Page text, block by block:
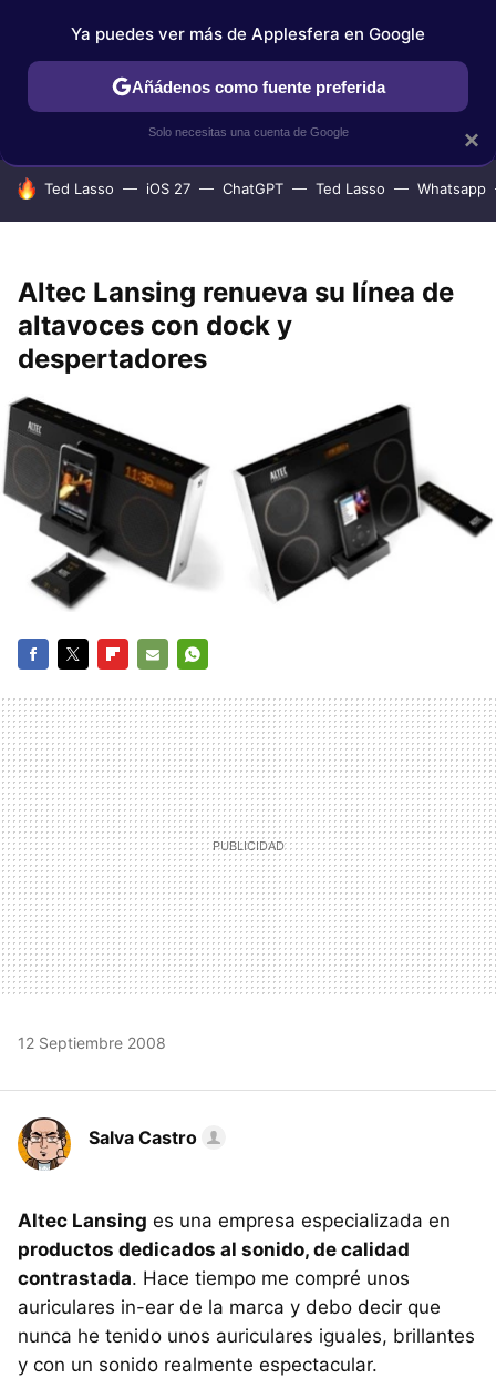
IPHONE TUTORIALES APPLESFERA SELECCIÓN
HOY SE HABLA DE
Ted Lasso iOS 27 ChatGPT Ted Lasso Whatsapp
Altec Lansing renueva su línea de
altavoces con dock y
despertadores
MAIL
12 Septiembre 2008
Salva Castro
Altec Lansing es una empresa especializada en
productos dedicados al sonido, de calidad
contrastada. Hace tiempo me compré unos
auriculares in-ear de la marca y debo decir que
nunca he tenido unos auriculares iguales, brillantes
y con un sonido realmente espectacular.
×
Ya puedes ver más de Applesfera en Google
Añádenos como fuente preferida
Solo necesitas una cuenta de Google